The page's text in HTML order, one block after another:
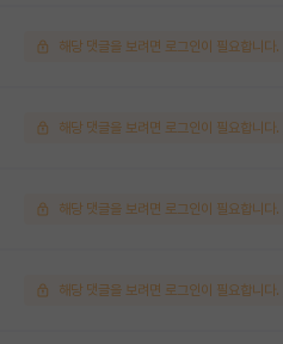
해당 댓글을 보려면 로그인이 필요합니다.
해당 댓글을 보려면 로그인이 필요합니다.
해당 댓글을 보려면 로그인이 필요합니다.
해당 댓글을 보려면 로그인이 필요합니다.